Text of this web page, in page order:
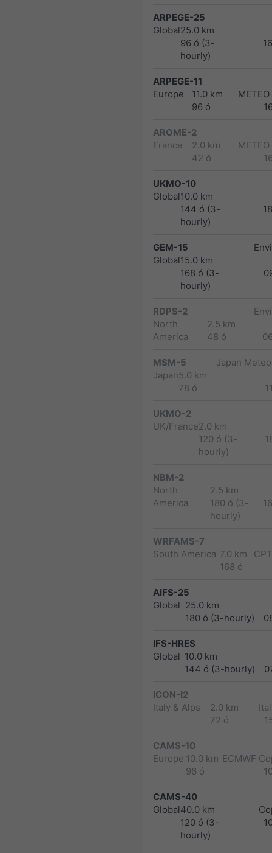
ARPEGE-25
Global25.0 km
96 ó (3-
hourly)
ARPEGE-11
Europe
11.0 km
96 ó
AROME-2
France
2.0 km
42 ó
UKMO-10
Global10.0 km
144 ó (3-
hourly)
GEM-15
Global15.0 km
168 ó (3-
hourly)
RDPS-2
North
America
2.5 km
48 ó
MSM-5
Japan5.0 km
78 ó
Japan
UKMO-2
UK/France2.0 km
120 ó (3-
hourly)
NBM-2
North
America
2.5 km
180 ó (3-
hourly)
WRFAMS-7
South America 7.0 km
168 ó
AIFS-25
Global 25.0 km
180 ó (3-hourly)
IFS-HRES
Global 10.0 km
144 ó (3-hourly)
ICON-I2
Italy & Alps
2.0 km
72 ó
CAMS-10
Europe 10.0 km
96 ó
ECMWF
CAMS-40
Global40.0 km
120 ó (3-
hourly)